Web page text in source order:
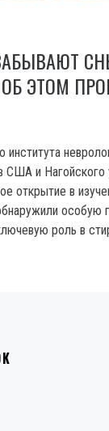
ЭТОМ
института
США и Нагойского
открытие в
особую
роль в